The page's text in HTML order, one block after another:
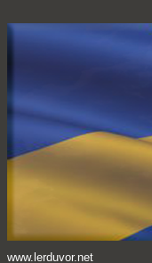
www.lerduvor.net